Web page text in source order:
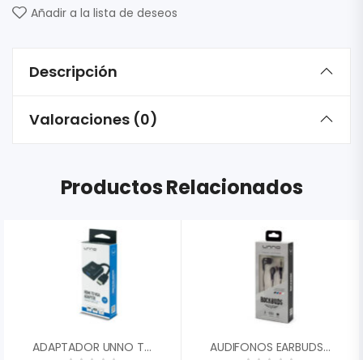
Añadir a la lista de deseos
Descripción
Valoraciones (0)
Productos Relacionados
ADAPTADOR UNNO TECKNO HDMI MACHO VGA HEMBRA AD4202BK AUDIFONOS EARBUDS ROCKBUDS 3.5MM ESTEREO UNNO TEKNO HS7003BK